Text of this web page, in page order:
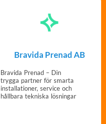
Bravida Prenad AB
Bravida Prenad – Din
trygga partner för smarta
installationer, service och
hållbara tekniska lösningar